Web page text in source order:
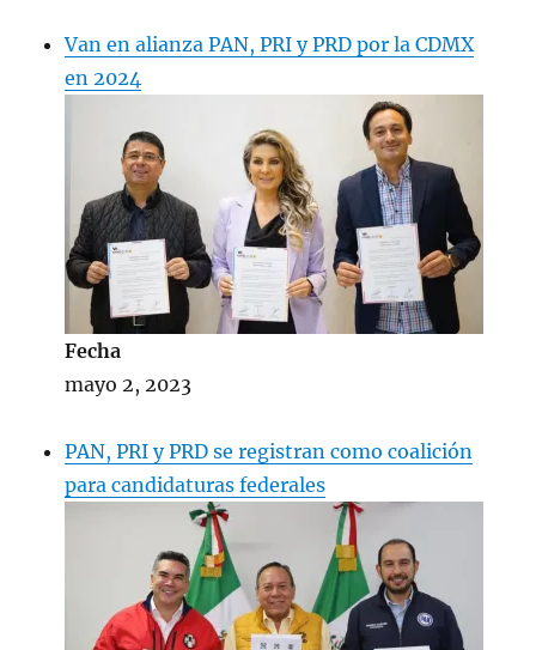
Van en alianza PAN, PRI y PRD por la CDMX
en 2024
Fecha
mayo 2, 2023
PAN, PRI y PRD se registran como coalición
para candidaturas federales